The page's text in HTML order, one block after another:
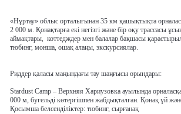
«Нұртау» облыс орталығынан 35 км қашықтықта
2 000 м. Қонақтарға екі негізгі және бір оқу трассасы
аймақтары, коттедждер мен балалар бақшасы
тюбинг, монша, ошақ алаңы, экскурсиялар.
Риддер қаласы маңындағы тау шаңғысы орындары:
Stardust Camp – Верхняя Хариузовка ауылында
000 м, бугельді көтергішпен жабдықталған. Қонақ үй
Қосымша белсенділіктер: тюбинг, сырғанақ